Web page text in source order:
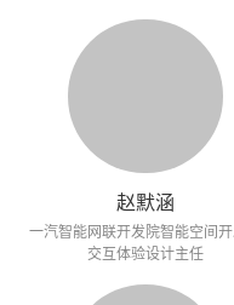
赵默涵
一汽智能网联开发院智能空间
交互体验设计主任